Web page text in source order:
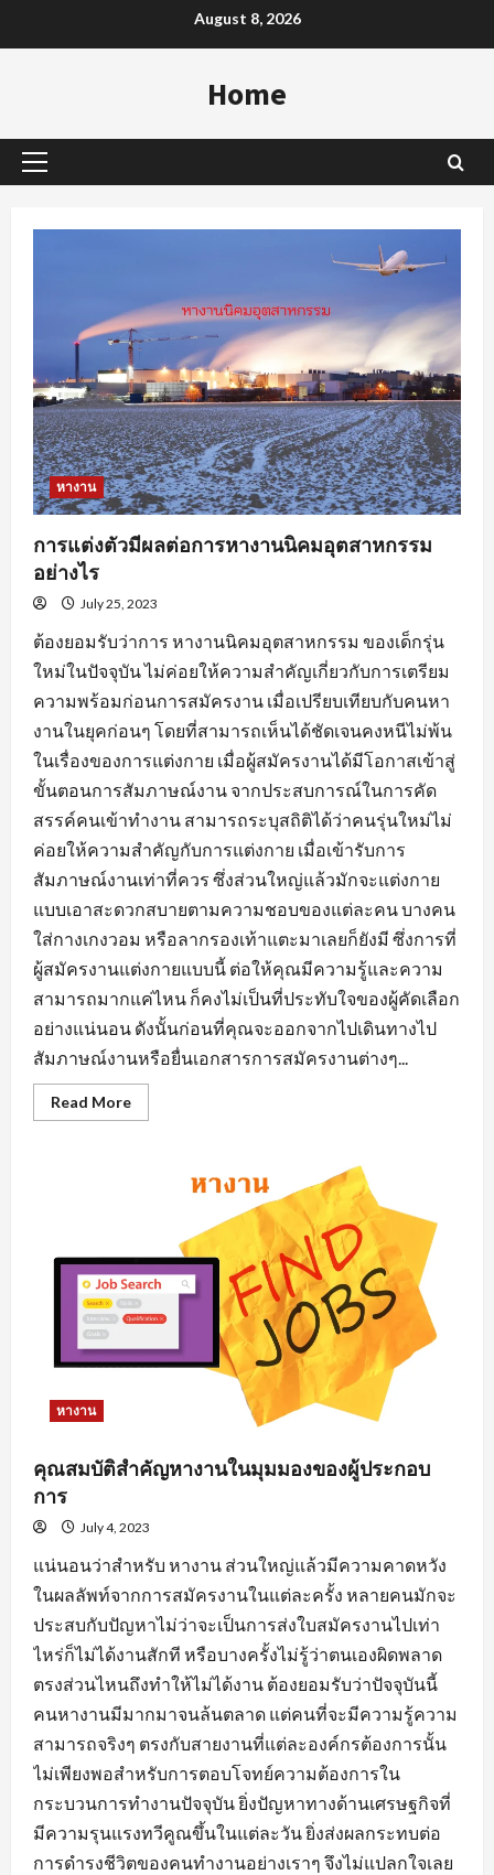
to
August 8, 2026
Home
Primary
หางาน
การแต่งตัวมีผลต่อการหางานนิคมอุตสาหกรรม
อย่างไร
July 25, 2023
ต้องยอมรับว่าการ หางานนิคมอุตสาหกรรม ของเด็กรุ่น
ใหม่ในปัจจุบัน ไม่ค่อยให้ความสำคัญเกี่ยวกับการเตรียม
ความพร้อมก่อนการสมัครงาน เมื่อเปรียบเทียบกับคนหา
งานในยุคก่อนๆ โดยที่สามารถเห็นได้ชัดเจนคงหนีไม่พ้น
ในเรื่องของการแต่งกาย เมื่อผู้สมัครงานได้มีโอกาสเข้าสู่
ขั้นตอนการสัมภาษณ์งาน จากประสบการณ์ในการคัด
สรรค์คนเข้าทำงาน สามารถระบุสถิติได้ว่าคนรุ่นใหม่ไม่
ค่อยให้ความสำคัญกับการแต่งกาย เมื่อเข้ารับการ
สัมภาษณ์งานเท่าที่ควร ซึ่งส่วนใหญ่แล้วมักจะแต่งกาย
แบบเอาสะดวกสบายตามความชอบของแต่ละคน บางคน
ใส่กางเกงวอม หรือลากรองเท้าแตะมาเลยก็ยังมี ซึ่งการที่
ผู้สมัครงานแต่งกายแบบนี้ ต่อให้คุณมีความรู้และความ
สามารถมากแค่ไหน ก็คงไม่เป็นที่ประทับใจของผู้คัดเลือก
อย่างแน่นอน ดังนั้นก่อนที่คุณจะออกจากไปเดินทางไป
สัมภาษณ์งานหรือยื่นเอกสารการสมัครงานต่างๆ...
Read MoreRead
more
หา
งาน
นิคม
อุตสาหกรรม
อย่างไร
หางาน
คุณสมบัติสำคัญหางานในมุมมองของผู้ประกอบ
การ
July 4, 2023
แน่นอนว่าสำหรับ หางาน ส่วนใหญ่แล้วมีความคาดหวัง
ในผลลัพท์จากการสมัครงานในแต่ละครั้ง หลายคนมักจะ
ประสบกับปัญหาไม่ว่าจะเป็นการส่งใบสมัครงานไปเท่า
ไหร่ก็ไม่ได้งานสักที หรือบางครั้งไม่รู้ว่าตนเองผิดพลาด
ตรงส่วนไหนถึงทำให้ไม่ได้งาน ต้องยอมรับว่าปัจจุบันนี้
คนหางานมีมากมาจนล้นตลาด แต่คนที่จะมีความรู้ความ
สามารถจริงๆ ตรงกับสายงานที่แต่ละองค์กรต้องการนั้น
ไม่เพียงพอสำหรับการตอบโจทย์ความต้องการใน
กระบวนการทำงานปัจจุบัน ยิ่งปัญหาทางด้านเศรษฐกิจที่
มีความรุนแรงทวีคูณขึ้นในแต่ละวัน ยิ่งส่งผลกระทบต่อ
การดำรงชีวิตของคนทำงานอย่างเราๆ จึงไม่แปลกใจเลย